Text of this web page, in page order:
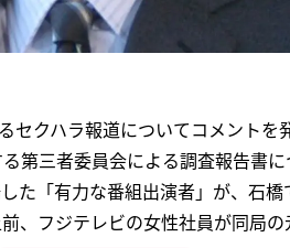
セクハラ報道についてコメントを
第三者委員会による調査報告書
た「有力な番組出演者」が、石
、フジテレビの女性社員が同局の